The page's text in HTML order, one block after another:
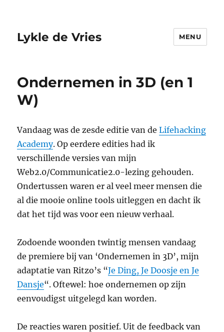
Lykle de Vries MENU
Ondernemen in 3D (en 1
W)
Vandaag was de zesde editie van deLifehacking
Academy. Op eerdere edities had ik
verschillende versies van mijn
Web2.0/Communicatie2.0-lezing gehouden.
Ondertussen waren er al veel meer mensen die
al die mooie online tools uitleggen en dacht ik
dat het tijd was voor een nieuw verhaal.
Zodoende woonden twintig mensen vandaag
de premiere bij van ‘Ondernemen in 3D’, mijn
adaptatie van Ritzo’s “Je Ding, Je Doosje en Je
Dansje“. Oftewel: hoe ondernemen op zijn
eenvoudigst uitgelegd kan worden.
De reacties waren positief. Uit de feedback van